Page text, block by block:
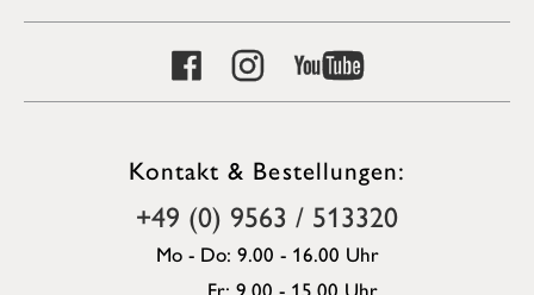
Kontakt & Bestellungen:
+49 (0) 9563 / 513320
Mo - Do: 9.00 - 16.00 Uhr
Fr: 9.00 - 15.00 Uhr